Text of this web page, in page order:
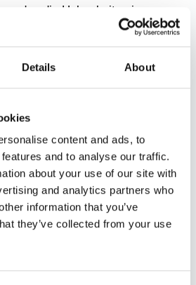
Details About
content and ads, to
and to analyse our traffic.
about your use of our site with
and analytics partners who
information that you’ve
they’ve collected from your use
die Holzarbeiten in
gestrichen. UG behält sich
mit welchem Produkt
im Badezimmer werden in
gestrichen, die die
wünscht, meistens
Glanzgrad 20 oder Glanzgrad
sich das Recht vor, zu
Produkt gestrichen wird.